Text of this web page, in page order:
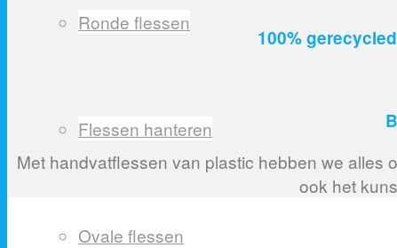
Ronde flessen
Flessen hanteren
Ovale flessen
100%
Met handvatflessen van plastic hebben we alles
ook het